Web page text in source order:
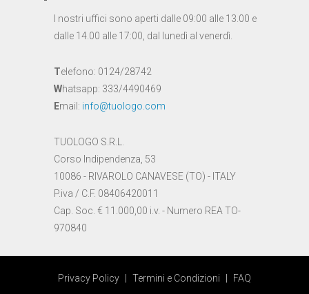
I nostri uffici sono aperti dalle 09:00 alle 13.00 e
dalle 14.00 alle 17:00, dal lunedì al venerdì.
Telefono: 0124/28742
Whatsapp: 333/4490469
Email: info@tuologo.com
TUOLOGO S.R.L.
Corso Indipendenza, 53
10086 - RIVAROLO CANAVESE (TO) - ITALY
P.iva / C.F. 08406420011
Cap. Soc. € 11.000,00 i.v. - Numero REA TO-
970840
Privacy Policy Termini e Condizioni FAQ